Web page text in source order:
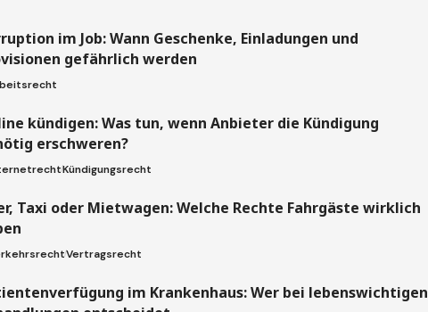
im Job: Wann Geschenke, Einladungen und
gefährlich werden
kündigen: Was tun, wenn Anbieter die Kündigung
erschweren?
Kündigungsrecht
Taxi oder Mietwagen: Welche Rechte Fahrgäste wirklich
Vertragsrecht
im Krankenhaus: Wer bei lebenswichtigen